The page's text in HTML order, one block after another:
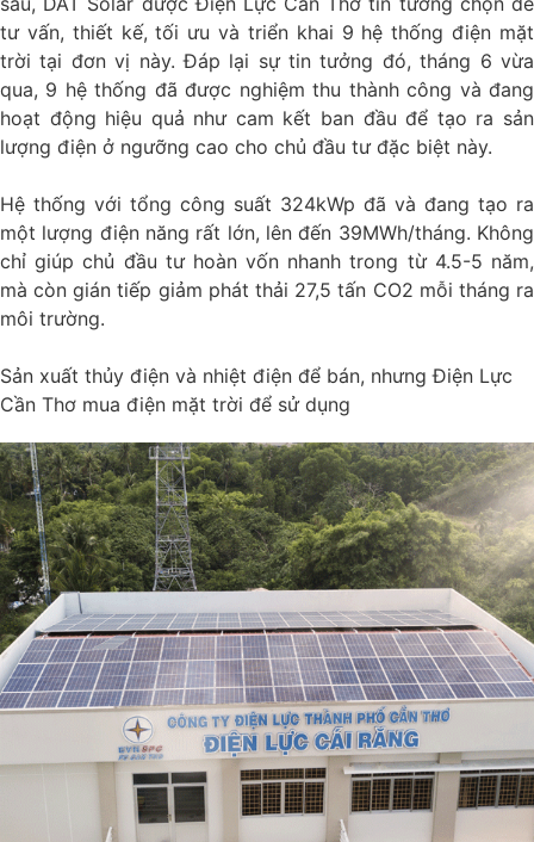
tư vấn, thiết kế, tối ưu và triển khai 9 hệ thống điện mặt
trời tại đơn vị này. Đáp lại sự tin tưởng đó, tháng 6 vừa
qua, 9 hệ thống đã được nghiệm thu thành công và đang
hoạt động hiệu quả như cam kết ban đầu để tạo ra sản
lượng điện ở ngưỡng cao cho chủ đầu tư đặc biệt này.
Hệ thống với tổng công suất 324kWp đã và đang tạo ra
một lượng điện năng rất lớn, lên đến 39MWh/tháng. Không
chỉ giúp chủ đầu tư hoàn vốn nhanh trong từ 4.5-5 năm,
mà còn gián tiếp giảm phát thải 27,5 tấn CO2 mỗi tháng ra
môi trường.
Sản xuất thủy điện và nhiệt điện để bán, nhưng Điện Lực
Cần Thơ mua điện mặt trời để sử dụng